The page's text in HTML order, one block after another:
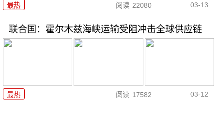
最热 阅读 22080 03-13
联合国：霍尔木兹海峡运输受阻冲击全球供应链
最热 阅读 17582 03-12